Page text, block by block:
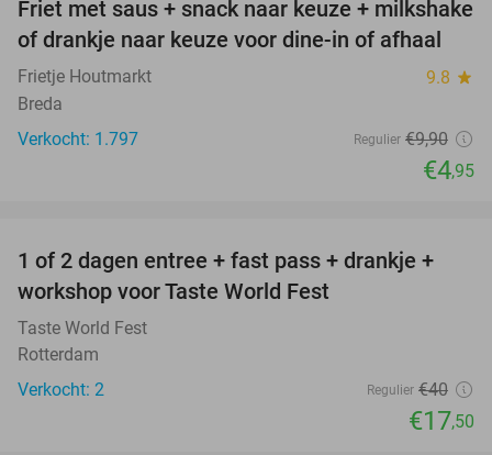
50%
Friet met saus + snack naar keuze + milkshake
of drankje naar keuze voor dine-in of afhaal
Frietje Houtmarkt 9.8 star
Breda
Verkocht: 1.797
Regulier €9,90
€4,95
56%
TODAY
1 of 2 dagen entree + fast pass + drankje +
workshop voor Taste World Fest
Taste World Fest
Rotterdam
Verkocht: 2
Regulier €40
€17,50